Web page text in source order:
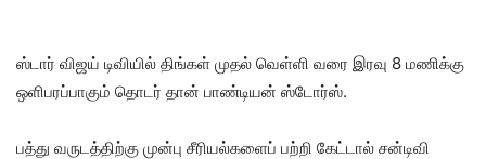
ஸ்டார் விஜய் டிவியில் திங்கள் முதல் வெள்ளி வரை இரவு 8 மணிக்கு
ஒளிபரப்பாகும் தொடர் தான் பாண்டியன் ஸ்டோர்ஸ்.
பத்து வருடத்திற்கு முன்பு சீரியல்களைப் பற்றி கேட்டால் சன்டிவி